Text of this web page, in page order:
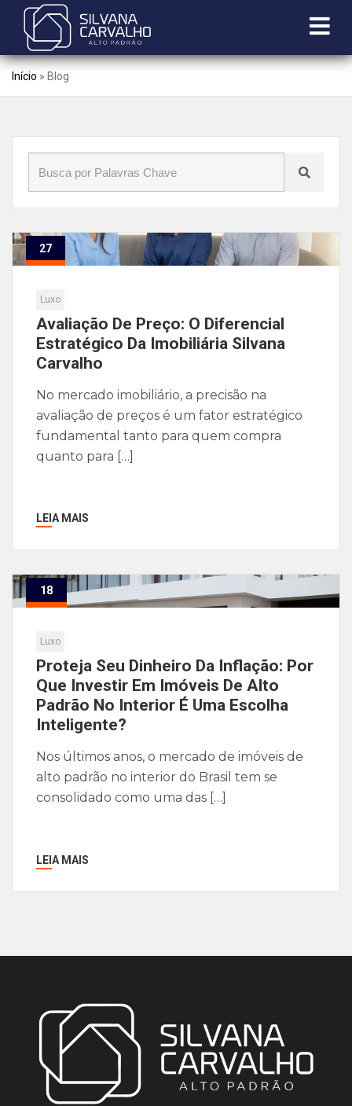
Início » Blog
27
Luxo
Avaliação De Preço: O Diferencial
Estratégico Da Imobiliária Silvana
Carvalho
No mercado imobiliário, a precisão na
avaliação de preços é um fator estratégico
fundamental tanto para quem compra
quanto para […]
LEIA MAIS
18
Luxo
Proteja Seu Dinheiro Da Inflação: Por
Que Investir Em Imóveis De Alto
Padrão No Interior É Uma Escolha
Inteligente?
Nos últimos anos, o mercado de imóveis de
alto padrão no interior do Brasil tem se
consolidado como uma das […]
LEIA MAIS